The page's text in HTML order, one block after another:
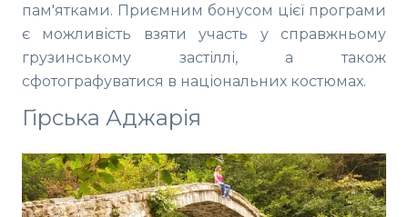
пам'ятками. Приємним бонусом цієї програми
є можливість взяти участь у справжньому
грузинському застіллі, а також
сфотографуватися в національних костюмах.
Гірська Аджарія